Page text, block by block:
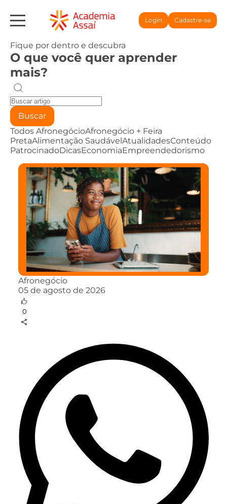
Login Cadastre-se
Fique por dentro e descubra
O que você quer aprender
mais?
Buscar
Todos AfronegócioAfronegócio + Feira
PretaAlimentação SaudávelAtualidadesConteúdo
PatrocinadoDicasEconomiaEmpreendedorismo
Afronegócio
05 de agosto de 2026
0